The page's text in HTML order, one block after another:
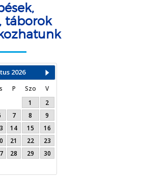
táborok
2026
P Szo
V
1
2
7 8
9
14 15
16
21 22
23
28 29
30